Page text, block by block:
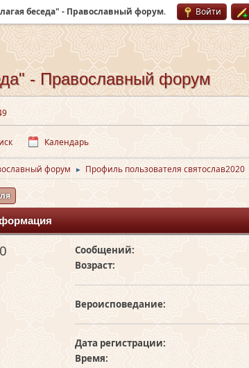
беседа" - Православный форум. Войти
- Православный форум
Календарь
форум ► Профиль пользователя святослав2020
Сообщений:
Возраст:
Вероисповедание:
Дата регистрации:
Время: